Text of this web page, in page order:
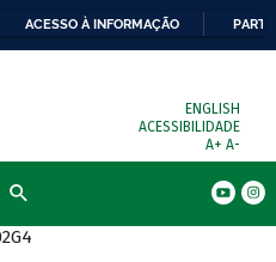
ACESSO À INFORMAÇÃO
ENGLISH
ACESSIBILIDADE
A+ A-